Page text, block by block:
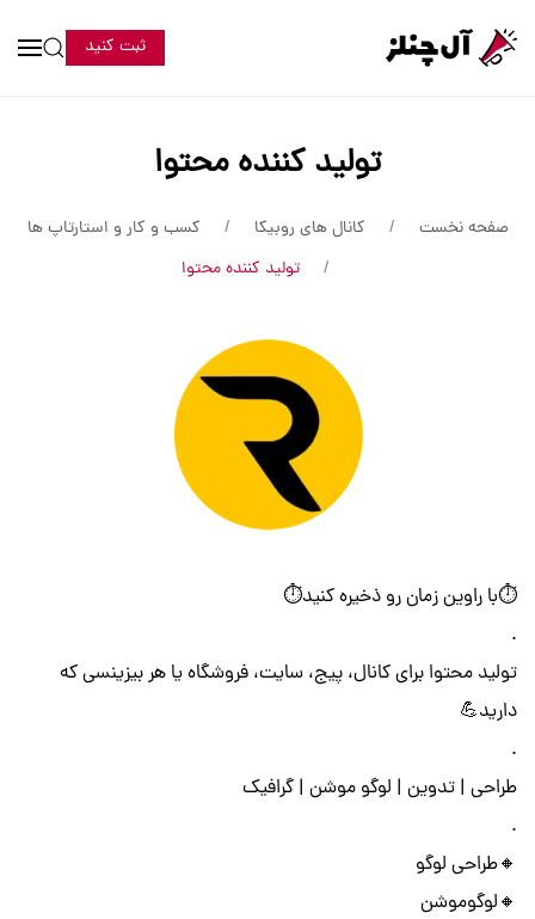
ثبت کنید
تولید کننده محتوا
صفحه نخست کانال های روبیکا
کسب و کار و استارتاپ ها
تولید کننده محتوا
⏱با راوین زمان رو ذخیره کنید⏱
.
تولید محتوا برای کانال، پیج، سایت، فروشگاه یا هر بیزینسی که
دارید💪
.
طراحی | تدوین | لوگو موشن | گرافیک
.
🔸طراحی لوگو
🔸لوگوموشن